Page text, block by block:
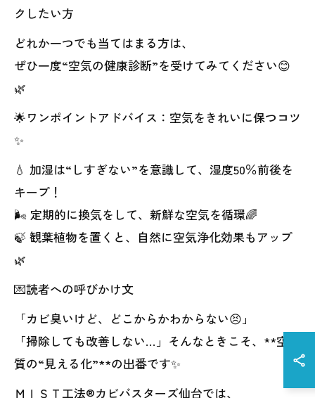
クしたい方
どれか一つでも当てはまる方は、
ぜひ一度“空気の健康診断”を受けてみてください😊
🌿
🌟ワンポイントアドバイス：空気をきれいに保つコツ
✨
💧 加湿は“しすぎない”を意識して、湿度50％前後を
キープ！
🌬️ 定期的に換気をして、新鮮な空気を循環🌈
🍃 観葉植物を置くと、自然に空気浄化効果もアップ
🌿
💌読者への呼びかけ文
「カビ臭いけど、どこからかわからない😣」
「掃除しても改善しない…」そんなときこそ、**空気
質の“見える化”**の出番です✨
ＭＩＳＴ工法®カビバスターズ仙台では、